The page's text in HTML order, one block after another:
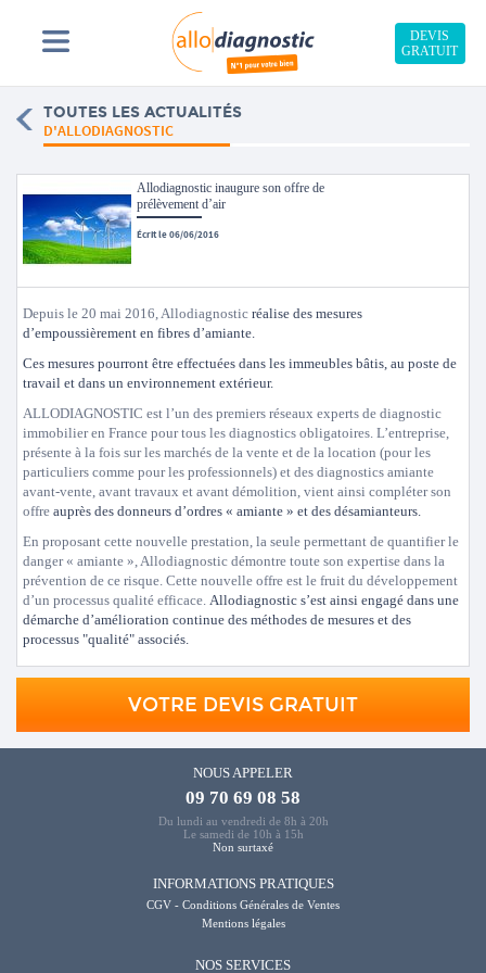
DEVIS
GRATUIT
TOUTES LES ACTUALITÉS
D'ALLODIAGNOSTIC
Allodiagnostic inaugure son offre de
prélèvement d’air
Écrit le 06/06/2016
Depuis le 20 mai 2016, Allodiagnostic réalise des mesures
d’empoussièrement en fibres d’amiante.
Ces mesures pourront être effectuées dans les immeubles bâtis, au poste de
travail et dans un environnement extérieur.
ALLODIAGNOSTIC est l’un des premiers réseaux experts de diagnostic
immobilier en France pour tous les diagnostics obligatoires. L’entreprise,
présente à la fois sur les marchés de la vente et de la location (pour les
particuliers comme pour les professionnels) et des diagnostics amiante
avant-vente, avant travaux et avant démolition, vient ainsi compléter son
offre auprès des donneurs d’ordres « amiante » et des désamianteurs.
En proposant cette nouvelle prestation, la seule permettant de quantifier le
danger « amiante », Allodiagnostic démontre toute son expertise dans la
prévention de ce risque. Cette nouvelle offre est le fruit du développement
d’un processus qualité efficace. Allodiagnostic s’est ainsi engagé dans une
démarche d’amélioration continue des méthodes de mesures et des
processus "qualité" associés.
VOTRE DEVIS GRATUIT
NOUS APPELER
09 70 69 08 58
Du lundi au vendredi de 8h à 20h
Le samedi de 10h à 15h
Non surtaxé
INFORMATIONS PRATIQUES
CGV - Conditions Générales de Ventes
Mentions légales
NOS SERVICES